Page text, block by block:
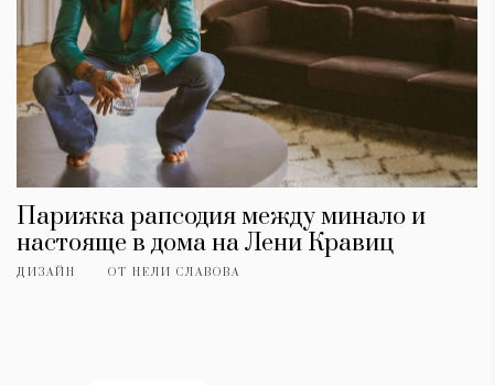
Парижка рапсодия между минало и
настояще в дома на Лени Кравиц
ДИЗАЙН ОТ НЕЛИ СЛАВОВА